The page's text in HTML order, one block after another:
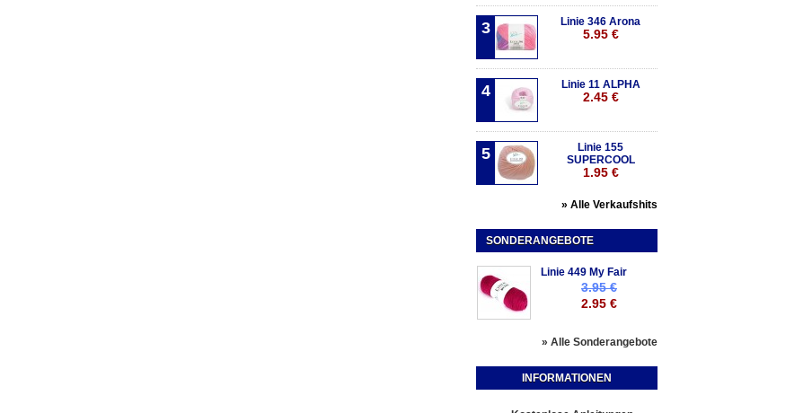
3 Linie 346 Arona
5.95 €
4 Linie 11 ALPHA
2.45 €
5
Linie 155
SUPERCOOL
1.95 €
» Alle Verkaufshits
SONDERANGEBOTE
Linie 449 My Fair
3.95 €
2.95 €
» Alle Sonderangebote
INFORMATIONEN